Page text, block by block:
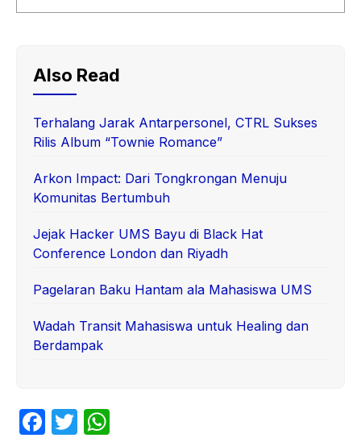
Also Read
Terhalang Jarak Antarpersonel, CTRL Sukses
Rilis Album “Townie Romance”
Arkon Impact: Dari Tongkrongan Menuju
Komunitas Bertumbuh
Jejak Hacker UMS Bayu di Black Hat
Conference London dan Riyadh
Pagelaran Baku Hantam ala Mahasiswa UMS
Wadah Transit Mahasiswa untuk Healing dan
Berdampak
F
T